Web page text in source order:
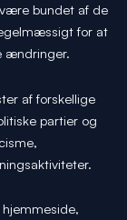
bundet af de
for at
ændringer.
af forskellige
partier og